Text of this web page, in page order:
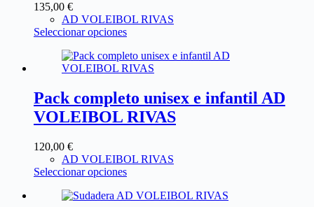
135,00 €
AD VOLEIBOL RIVAS
Seleccionar opciones
Pack completo unisex e infantil AD
VOLEIBOL RIVAS
120,00 €
AD VOLEIBOL RIVAS
Seleccionar opciones